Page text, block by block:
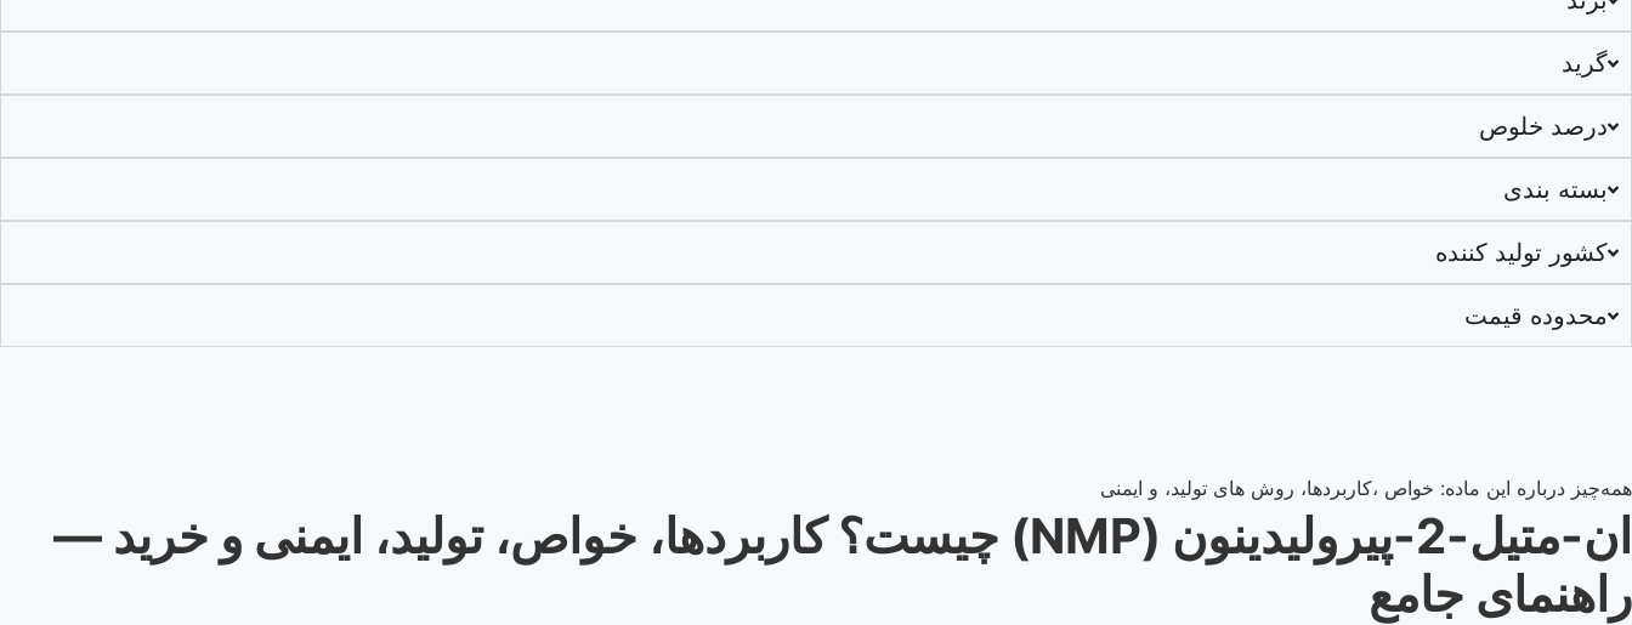
گرید
درصد خلوص
بسته بندی
کشور تولید کننده
محدوده قیمت
همه‌چیز درباره این ماده: خواص ،کاربردها، روش های تولید، و ایمنی
ان-متیل-2-پیرولیدینون (NMP) چیست؟ کاربردها، خواص، تولید، ایمنی و خرید —
راهنمای جامع